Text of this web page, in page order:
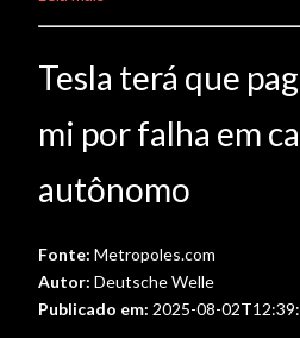
Tesla terá que
mi por falha em
autônomo
Fonte: Metropoles.com
Autor: Deutsche Welle
Publicado em: 2025-08-